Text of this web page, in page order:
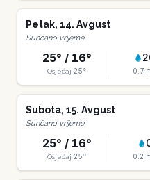
Petak, 14. Avgust
Sunčano vrijeme
25° / 16°
Osjećaj 25° 0.7
Subota, 15. Avgust
Sunčano vrijeme
25° / 16°
Osjećaj 25° 0.2